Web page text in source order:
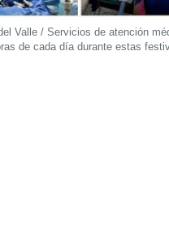
Valle / Servicios de atención
de cada día durante estas